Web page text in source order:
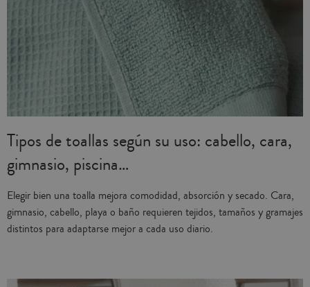
Tipos de toallas según su uso: cabello, cara,
gimnasio, piscina…
Elegir bien una toalla mejora comodidad, absorción y secado. Cara,
gimnasio, cabello, playa o baño requieren tejidos, tamaños y gramajes
distintos para adaptarse mejor a cada uso diario.